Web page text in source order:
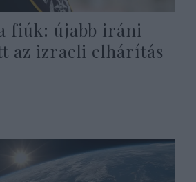
fiúk: újabb iráni
az izraeli elhárítás